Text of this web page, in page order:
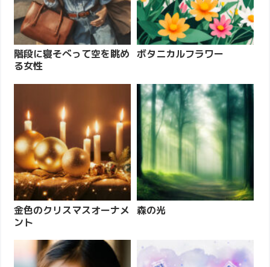
階段に寝そべって空を眺め
る女性
ボタニカルフラワー
金色のクリスマスオーナメ
ント
森の光